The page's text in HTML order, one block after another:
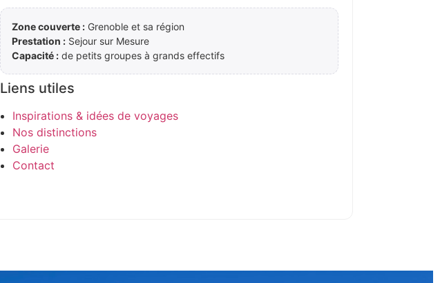
Zone couverte : Grenoble et sa région
Prestation : Sejour sur Mesure
Capacité : de petits groupes à grands effectifs
Liens utiles
Inspirations & idées de voyages
Nos distinctions
Galerie
Contact